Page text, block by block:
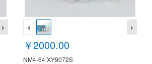
￥2000.00
NM4-64 XY9072S